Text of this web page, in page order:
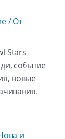
/ От
Stars
событие
новые